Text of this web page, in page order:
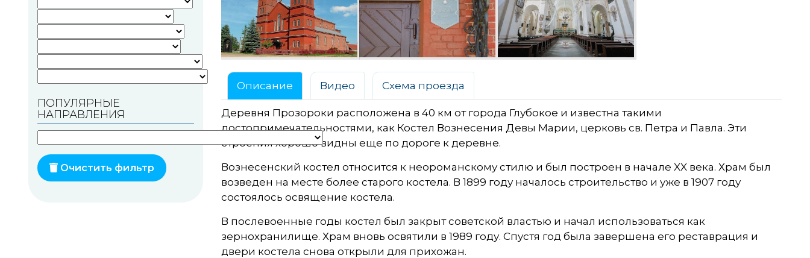
Памятники археологии
Памятники геодезии
Памятники известным
людям
Монастыри
ПОПУЛЯРНЫЕ
НАПРАВЛЕНИЯ
Очистить фильтр
Описание Видео Схема проезда
Деревня Прозороки расположена в 40 км от города Глубокое и известна такими
достопримечательностями, как Костел Вознесения Девы Марии, церковь св. Петра и Павла. Эти
строения хорошо видны еще по дороге к деревне.
Вознесенский костел относится к неороманскому стилю и был построен в начале XX века. Храм был
возведен на месте более старого костела. В 1899 году началось строительство и уже в 1907 году
состоялось освящение костела.
В послевоенные годы костел был закрыт советской властью и начал использоваться как
зернохранилище. Храм вновь освятили в 1989 году. Спустя год была завершена его реставрация и
двери костела снова открыли для прихожан.